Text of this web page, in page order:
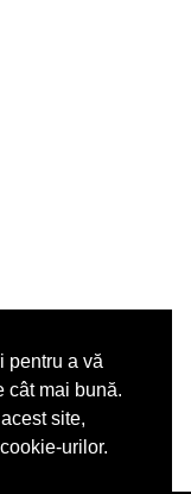
pentru a vă
cât mai bună.
site,
urilor.